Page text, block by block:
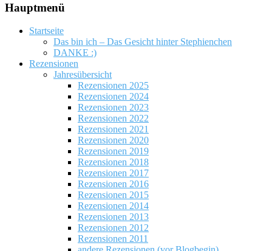
Hauptmenü
Startseite
Das bin ich – Das Gesicht hinter Stephienchen
DANKE :)
Rezensionen
Jahresübersicht
Rezensionen 2025
Rezensionen 2024
Rezensionen 2023
Rezensionen 2022
Rezensionen 2021
Rezensionen 2020
Rezensionen 2019
Rezensionen 2018
Rezensionen 2017
Rezensionen 2016
Rezensionen 2015
Rezensionen 2014
Rezensionen 2013
Rezensionen 2012
Rezensionen 2011